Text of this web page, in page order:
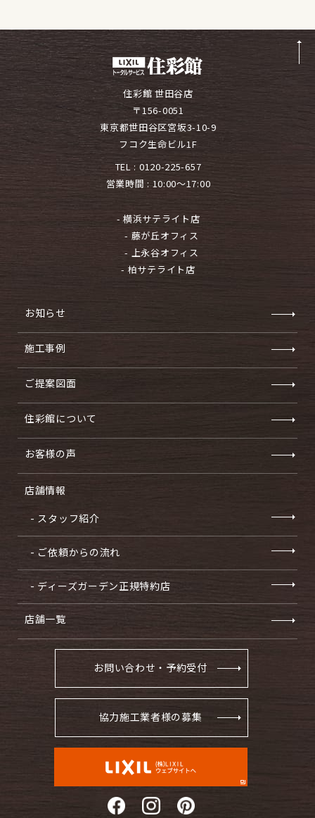
住彩館 世田谷店
〒156-0051
東京都世田谷区宮坂3-10-9
フコク生命ビル1F
TEL : 0120-225-657
営業時間 : 10:00～17:00
- 横浜サテライト店
- 藤が丘オフィス
- 上永谷オフィス
- 柏サテライト店
お知らせ
施工事例
ご提案図面
住彩館について
お客様の声
店舗情報
- スタッフ紹介
- ご依頼からの流れ
- ディーズガーデン正規特約店
店舗一覧
お問い合わせ・予約受付
協力施工業者様の募集